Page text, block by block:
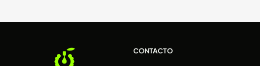
CONTACTO